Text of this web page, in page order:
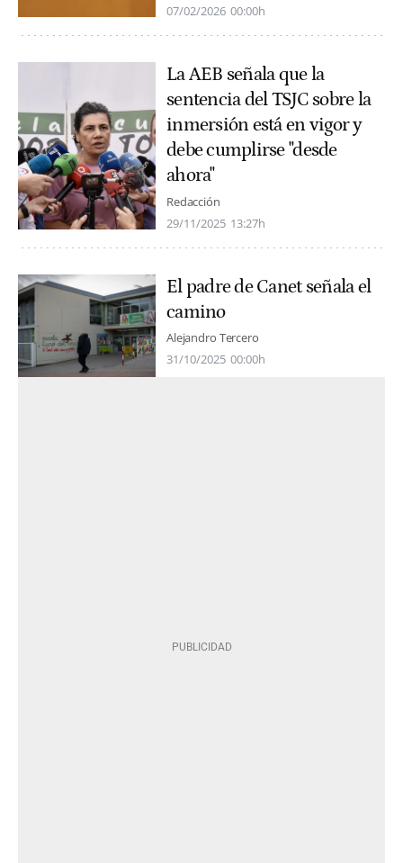
07/02/2026 00:00h
La AEB señala que la
sentencia del TSJC sobre la
inmersión está en vigor y
debe cumplirse "desde
ahora"
Redacción
29/11/2025 13:27h
El padre de Canet señala el
camino
Alejandro Tercero
31/10/2025 00:00h